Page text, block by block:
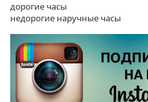
дорогие часы
недорогие наручные часы